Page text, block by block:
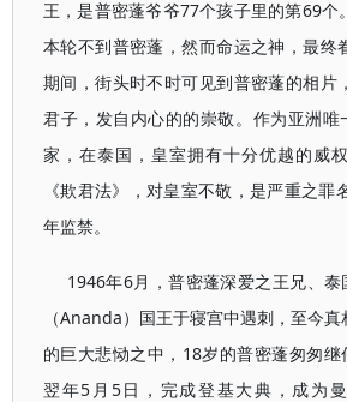
王，是普密蓬爷爷77个孩子里的第69个
本轮不到普密蓬，然而命运之神，最终
期间，街头时不时可见到普密蓬的相片
君子，发自内心的的崇敬。作为亚洲唯
家，在泰国，皇室拥有十分优越的威
《欺君法》，对皇室不敬，是严重之罪
年监禁。
1946年6月，普密蓬深爱之王兄、泰
（Ananda）国王于寝宫中遇刺，至今
的巨大悲恸之中，18岁的普密蓬匆匆继
翌年5月5日，完成登基大典，成为